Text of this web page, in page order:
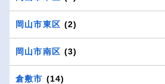
岡山市東区 (2)
岡山市南区 (3)
倉敷市 (14)